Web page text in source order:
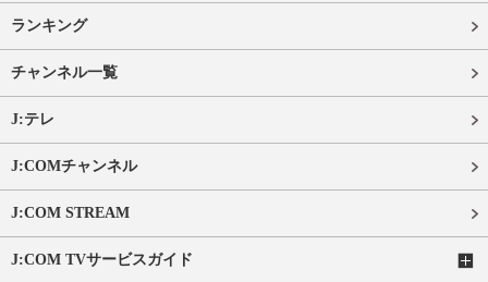
ランキング
チャンネル一覧
J:テレ
J:COMチャンネル
J:COM STREAM
J:COM TVサービスガイド